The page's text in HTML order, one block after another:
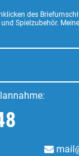
des
Spielzubehör.